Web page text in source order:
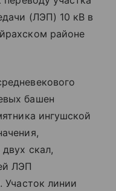
(ЛЭП) 10 кВ в
районе
башен
ингушской
скал,
ЛЭП
Участок линии